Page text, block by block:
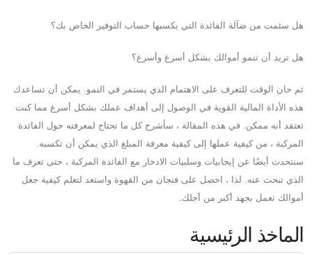
هل سئمت من ضآلة الفائدة التي يكسبها حساب التوفير الخاص بك؟
هل تريد أن تنمو أموالك بشكل أسرع وأسرع؟
ثم حان الوقت للتعرف على الاهتمام الذي يستمر في النمو. يمكن أن تساعدك
هذه الأداة المالية القوية في الوصول إلى أهداف عملك بشكل أسرع مما كنت
تعتقد أنه ممكن. في هذه المقالة ، سأشرح كل ما تحتاج لمعرفته حول الفائدة
المركبة ، من كيفية عملها إلى كيفية معرفة المبلغ الذي يمكن أن تكسبه.
سنتحدث أيضًا عن إيجابيات وسلبيات الادخار مع الفائدة المركبة ، حتى تعرف ما
الذي تبحث عنه. لذا ، احصل على فنجان من القهوة واستعد لتعلم كيفية جعل
أموالك تعمل بجهد أكبر من أجلك.
الماخذ الرئيسية